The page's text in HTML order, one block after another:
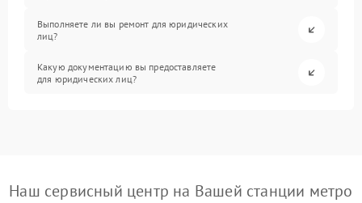
Выполняете ли вы ремонт для юридических
лиц?
Какую документацию вы предоставляете
для юридических лиц?
Наш сервисный центр на Вашей станции метро